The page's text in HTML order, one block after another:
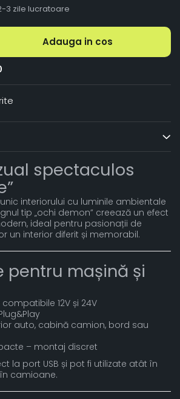
3 zile lucratoare
Adauga in cos
spectaculos
interiorului cu luminile ambientale
tip „ochi demon” creează un efect
ideal pentru pasionații de
un interior diferit și memorabil.
pentru mașină și
12V și 24V
auto, cabină camion, bord sau
– montaj discret
la port USB și pot fi utilizate atât în
camioane.